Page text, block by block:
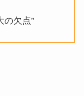
の欠点”